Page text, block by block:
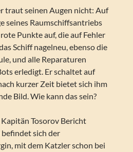
traut seinen Augen nicht: Auf
seines Raumschiffsantriebs
Punkte auf, die auf Fehler
Schiff nagelneu, ebenso die
und alle Reparaturen
erledigt. Er schaltet auf
kurzer Zeit bietet sich ihm
Bild. Wie kann das sein?
Tosorov Bericht
sich der
mit dem Katzler schon bei